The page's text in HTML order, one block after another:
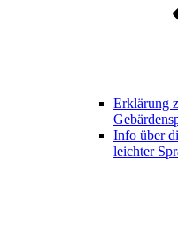
Erklärung
Info über
leichter